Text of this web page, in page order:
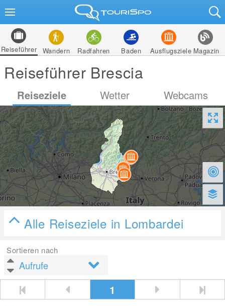
Reiseführer Wandern Radfahren Baden Ausflugsziele Magazin
Reiseführer Brescia
Reiseziele Wetter Webcams
Alle Reiseziele in Lombardei
Sortieren nach
1